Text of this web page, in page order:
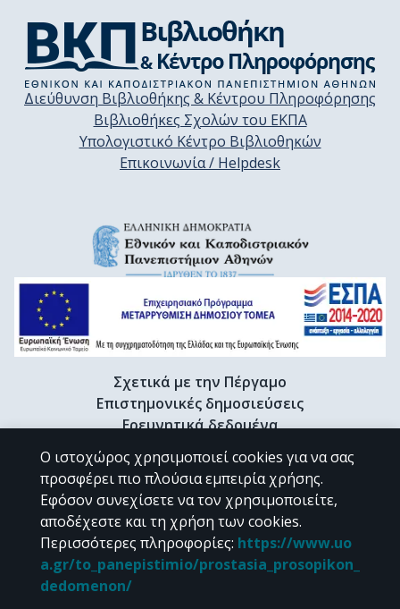
Διεύθυνση Βιβλιοθήκης & Κέντρου Πληροφόρησης
Βιβλιοθήκες Σχολών του ΕΚΠΑ
Υπολογιστικό Κέντρο Βιβλιοθηκών
Επικοινωνία / Helpdesk
Σχετικά με την Πέργαμο
Επιστημονικές δημοσιεύσεις
Ερευνητικά δεδομένα
Διδακτορικές διατριβές & Γκρίζα βιβλιογραφία
Προφίλ Ερευνητή
CC BY-NC 4.0
Εκτός αν αναφέρεται διαφορετικά, το υλικό της "Περγάμου" διατίθεται
Ο ιστοχώρος χρησιμοποιεί cookies για να σας
προσφέρει πιο πλούσια εμπειρία χρήσης.
Εφόσον συνεχίσετε να τον χρησιμοποιείτε,
αποδέχεστε και τη χρήση των cookies.
Περισσότερες πληροφορίες: https://www.uo
a.gr/to_panepistimio/prostasia_prosopikon_
dedomenon/